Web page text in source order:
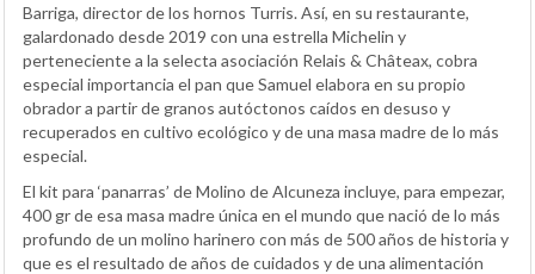
Barriga, director de los hornos Turris. Así, en su restaurante,
galardonado desde 2019 con una estrella Michelin y
perteneciente a la selecta asociación Relais & Châteax, cobra
especial importancia el pan que Samuel elabora en su propio
obrador a partir de granos autóctonos caídos en desuso y
recuperados en cultivo ecológico y de una masa madre de lo más
especial.
El kit para ‘panarras’ de Molino de Alcuneza incluye, para empezar,
400 gr de esa masa madre única en el mundo que nació de lo más
profundo de un molino harinero con más de 500 años de historia y
que es el resultado de años de cuidados y de una alimentación